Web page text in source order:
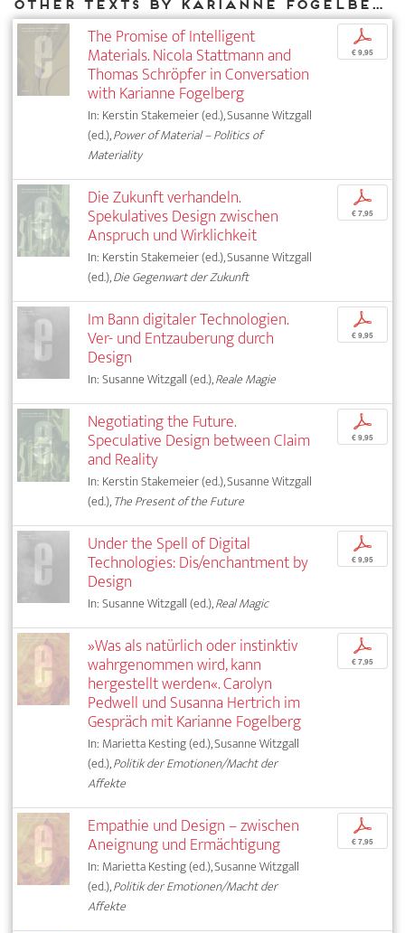
Other texts by Karianne Fogelberg for DIAPHANES
The Promise of Intelligent
Materials. Nicola Stattmann and
Thomas Schröpfer in Conversation
with Karianne Fogelberg
In: Kerstin Stakemeier (ed.), Susanne Witzgall
(ed.),Power of Material – Politics of
Materiality
p
€ 9,95
Die Zukunft verhandeln.
Spekulatives Design zwischen
Anspruch und Wirklichkeit
In: Kerstin Stakemeier (ed.), Susanne Witzgall
(ed.),Die Gegenwart der Zukunft
p
€ 7,95
Im Bann digitaler Technologien.
Ver- und Entzauberung durch
Design
In: Susanne Witzgall (ed.),Reale Magie
p
€ 9,95
Negotiating the Future.
Speculative Design between Claim
and Reality
In: Kerstin Stakemeier (ed.), Susanne Witzgall
(ed.),The Present of the Future
p
€ 9,95
Under the Spell of Digital
Technologies: Dis/enchantment by
Design
In: Susanne Witzgall (ed.),Real Magic
p
€ 9,95
»Was als natürlich oder instinktiv
wahrgenommen wird, kann
hergestellt werden«. Carolyn
Pedwell und Susanna Hertrich im
Gespräch mit Karianne Fogelberg
In: Marietta Kesting (ed.), Susanne Witzgall
(ed.),Politik der Emotionen/Macht der
Affekte
p
€ 7,95
Empathie und Design – zwischen
Aneignung und Ermächtigung
In: Marietta Kesting (ed.), Susanne Witzgall
(ed.),Politik der Emotionen/Macht der
Affekte
p
€ 7,95